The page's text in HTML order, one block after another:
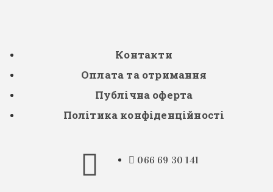
Контакти
Оплата та отримання
Публічна оферта
Політика конфіденційності
066 69 30 141